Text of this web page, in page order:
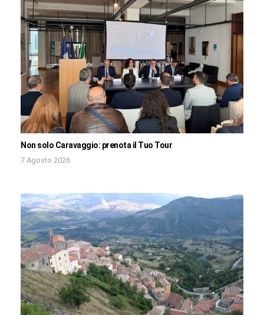
Non solo Caravaggio: prenota il Tuo Tour
7 Agosto 2026